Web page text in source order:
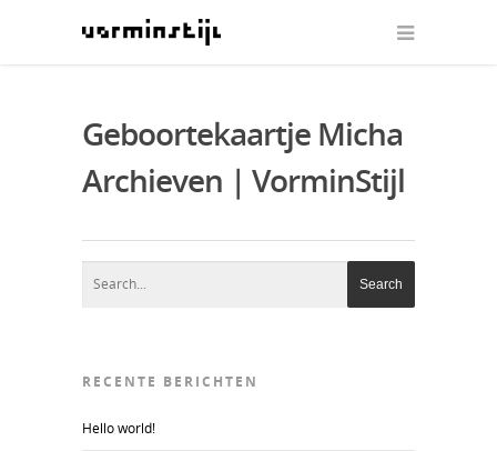
Geboortekaartje Micha
Archieven | VorminStijl
RECENTE BERICHTEN
Hello world!